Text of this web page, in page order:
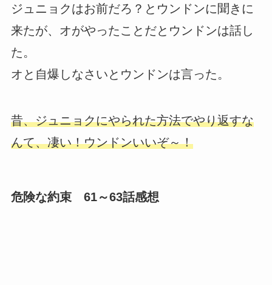
ジュニョクはお前だろ？とウンドンに聞きに
来たが、オがやったことだとウンドンは話し
た。
オと自爆しなさいとウンドンは言った。
昔、ジュニョクにやられた方法でやり返すな
んて、凄い！ウンドンいいぞ～！
危険な約束 61～63話感想